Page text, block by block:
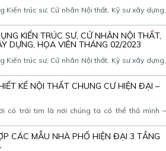
Kiến trúc sư, Cử nhân Nội thất, Kỹ sư xây dựng,
KIẾN TRÚC SƯ, CỬ NHÂN NỘI THẤT,
DỰNG, HỌA VIÊN THÁNG 02/2023
Kiến trúc sư, Cử nhân Nội thất, Kỹ sư xây dựng,
KẾ NỘI THẤT CHUNG CƯ HIỆN ĐẠI –
có trái tim là nơi chúng ta có thể thả mình –
CÁC MẪU NHÀ PHỐ HIỆN ĐẠI 3 TẦNG